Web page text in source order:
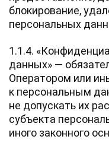
блокирование,
персональных
1.1.4.
данных» —
Оператором или
к персональным
не допускать их
субъекта
иного законного